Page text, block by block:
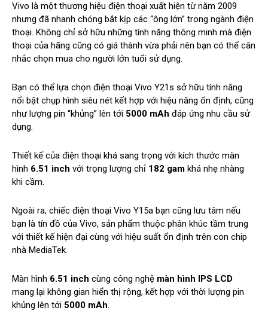
Vivo là một thương hiệu điện thoại xuất hiện từ năm 2009
nhưng đã nhanh chóng bắt kịp các “ông lớn” trong ngành điện
thoại. Không chỉ sở hữu những tính năng thông minh mà điện
thoại của hãng cũng có giá thành vừa phải nên bạn có thể cân
nhắc chọn mua cho người lớn tuổi sử dụng.
Bạn có thể lựa chọn điện thoại Vivo Y21s sở hữu tính năng
nổi bật chụp hình siêu nét kết hợp với hiệu năng ổn định, cũng
như lượng pin “khủng” lên tới 5000 mAh đáp ứng nhu cầu sử
dụng.
Thiết kế của điện thoại khá sang trọng với kích thước màn
hình 6.51 inch với trọng lượng chỉ 182 gam khá nhẹ nhàng
khi cầm.
Ngoài ra, chiếc điện thoại Vivo Y15a bạn cũng lưu tâm nếu
bạn là tín đồ của Vivo, sản phẩm thuộc phân khúc tầm trung
với thiết kế hiện đại cùng với hiệu suất ổn định trên con chip
nhà MediaTek.
Màn hình 6.51 inch cùng công nghệ màn hình IPS LCD
mang lại không gian hiển thị rộng, kết hợp với thời lượng pin
khủng lên tới 5000 mAh.